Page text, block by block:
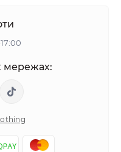
мережах: